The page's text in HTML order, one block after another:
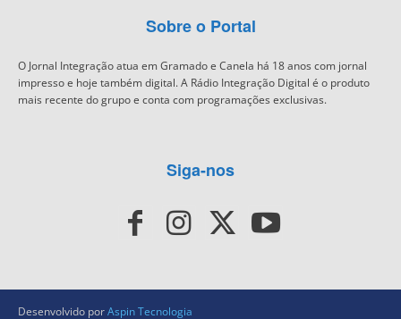
Sobre o Portal
O Jornal Integração atua em Gramado e Canela há 18 anos com jornal
impresso e hoje também digital. A Rádio Integração Digital é o produto
mais recente do grupo e conta com programações exclusivas.
Siga-nos
Desenvolvido porAspin Tecnologia